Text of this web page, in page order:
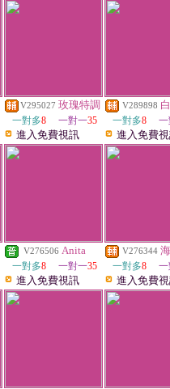
V295027 玫瑰特調
一對多8 一對一35
進入免費視訊
V289898
一對多8
進入免費
V276506 Anita
一對多8 一對一35
進入免費視訊
V276344
一對多8
進入免費